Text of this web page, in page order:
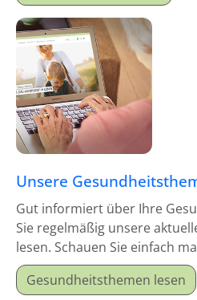
Unsere
Gut informiert über Ihre
Sie regelmäßig unsere
lesen. Schauen Sie einfach
sich schlau!
Gesundheitsthemen lesen